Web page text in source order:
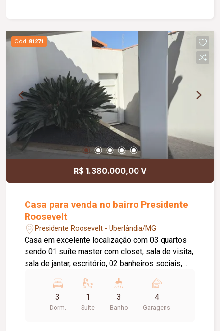
Cód. 81271
R$ 1.380.000,00 V
Casa para venda no bairro Presidente
Roosevelt
Presidente Roosevelt - Uberlândia/MG
Casa em excelente localização com 03 quartos
sendo 01 suíte master com closet, sala de visita,
sala de jantar, escritório, 02 banheiros sociais,
ampla coberta com balcão e pia em granito,
perfeito para receber amigos e família, garagem
para 04 carros cobertos. Toda a casa com
3
Dorm.
1
Suite
3
Banho
4
Garagens